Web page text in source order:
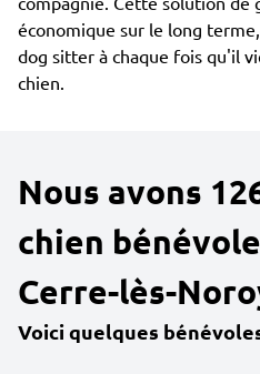
économique sur le long
dog sitter à chaque fois qu'il
chien.
Nous avons
chien
Cerre-lès-
Voici quelques